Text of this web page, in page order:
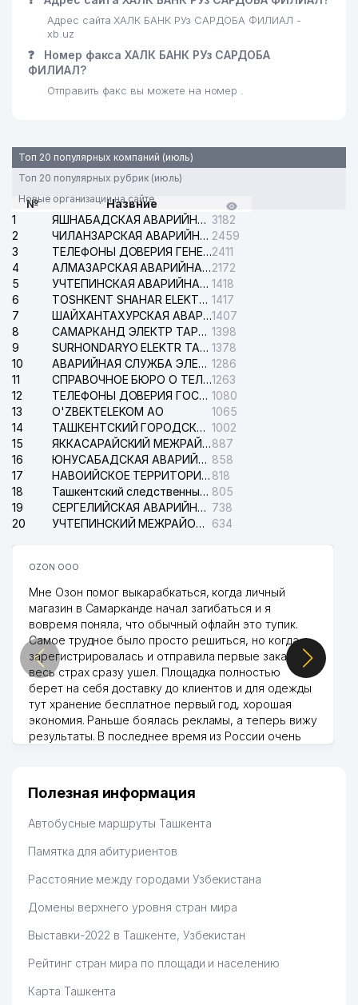
Адрес сайта ХАЛК БАНК РУз САРДОБА ФИЛИАЛ -
xb.uz
❓
Номер факса ХАЛК БАНК РУз САРДОБА
ФИЛИАЛ?
Отправить факс вы можете на номер .
Топ 20 популярных компаний (июль)
Топ 20 популярных рубрик (июль)
Новые организации на сайте
№
Назвние
1
ЯШНАБАДСКАЯ АВАРИЙНАЯ СЛУЖБА ЭЛЕКТРОСЕТИ 3182
2
ЧИЛАНЗАРСКАЯ АВАРИЙНАЯ СЛУЖБА ЭЛЕКТРОСЕТИ 2459
3
ТЕЛЕФОНЫ ДОВЕРИЯ ГЕНЕРАЛЬНОЙ ПРОКУРАТУРЫ РЕСПУБЛИКИ УЗБЕКИСТАН2411
4
АЛМАЗАРСКАЯ АВАРИЙНАЯ СЛУЖБА ЭЛЕКТРОСЕТИ2172
5
УЧТЕПИНСКАЯ АВАРИЙНАЯ СЛУЖБА ЭЛЕКТРОСЕТИ 1418
6
TOSHKENT SHAHAR ELEKTR TARMOQLARI KORXONASI АО 1417
7
ШАЙХАНТАХУРСКАЯ АВАРИЙНАЯ СЛУЖБА ЭЛЕКТРОСЕТИ1407
8
САМАРКАНД ЭЛЕКТР ТАРМОКЛАРИ АО 1398
9
SURHONDARYO ELEKTR TARMOKLARI АО 1378
10
АВАРИЙНАЯ СЛУЖБА ЭЛЕКТРОСЕТИ ТАШКЕНТСКОГО РАЙОНА 1286
11
СПРАВОЧНОЕ БЮРО О ТЕЛЕФОНАХ ОРГАНИЗАЦИЙ г. ТАШКЕНТА1263
12
ТЕЛЕФОНЫ ДОВЕРИЯ ГОСУДАРСТВЕННОГО ЦЕНТРА ТЕСТИРОВАНИЯ 1080
13
O'ZBEKTELEKOM АО
1065
14
ТАШКЕНТСКИЙ ГОРОДСКОЙ СУД ПО ГРАЖДАНСКИМ ДЕЛАМ 1002
15
ЯККАСАРАЙСКИЙ МЕЖРАЙОННЫЙ СУД ПО ГРАЖДАНСКИМ ДЕЛАМ887
16
ЮНУСАБАДСКАЯ АВАРИЙНАЯ СЛУЖБА ЭЛЕКТРОСЕТИ 858
17
НАВОИЙСКОЕ ТЕРРИТОРИАЛЬНОЕ ПРЕДПРИЯТИЕ ЭЛЕКТРОСЕТИ АО 818
18
Ташкентский следственный изолятор 805
19
СЕРГЕЛИЙСКАЯ АВАРИЙНАЯ СЛУЖБА ЭЛЕКТРОСЕТИ 738
20
УЧТЕПИНСКИЙ МЕЖРАЙОННЫЙ СУД ПО ГРАЖДАНСКИМ ДЕЛАМ 634
OZON ООО
Мне Озон помог выкарабкаться, когда личный
магазин в Самарканде начал загибаться и я
вовремя поняла, что обычный офлайн это тупик.
Самое трудное было просто решиться, но когда
зарегистрировалась и отправила первые заказы,
весь страх сразу ушел. Площадка полностью
берет на себя доставку до клиентов и для одежды
тут хранение бесплатное первый год, хорошая
экономия. Раньше боялась рекламы, а теперь вижу
результаты. В последнее время из России очень
Hamida 03.08.2026 12:45:39
Полезная информация
Автобусные маршруты Ташкента
Памятка для абитуриентов
Расстояние между городами Узбекистана
Домены верхнего уровня стран мира
Выставки-2022 в Ташкенте, Узбекистан
Рейтинг стран мира по площади и населению
Карта Ташкента